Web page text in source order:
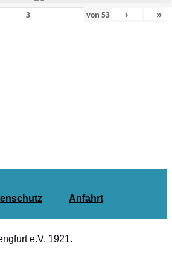
von53 › »
Anfahrt
e.V. 1921.